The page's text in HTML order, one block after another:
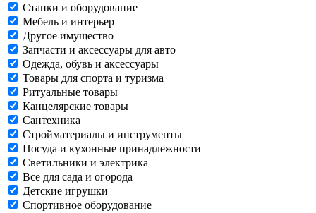
Станки и оборудование
Мебель и интерьер
Другое имущество
Запчасти и аксессуары для авто
Одежда, обувь и аксессуары
Товары для спорта и туризма
Ритуальные товары
Канцелярские товары
Сантехника
Стройматериалы и инструменты
Посуда и кухонные принадлежности
Светильники и электрика
Все для сада и огорода
Детские игрушки
Спортивное оборудование